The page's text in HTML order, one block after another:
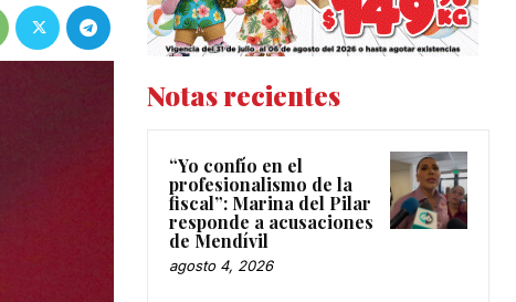
Notas recientes
“Yo confío en el
profesionalismo de la
fiscal”: Marina del Pilar
responde a acusaciones
de Mendívil
agosto 4, 2026